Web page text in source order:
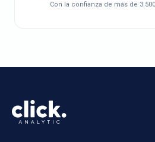
Con la confianza de más de